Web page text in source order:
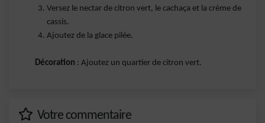
Versez le nectar de citron vert, le cachaça et la crème de
cassis.
Ajoutez de la glace pilée.
Décoration : Ajoutez un quartier de citron vert.
Votre commentaire